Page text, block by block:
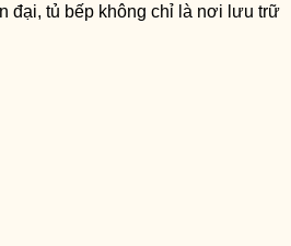
đại, tủ bếp không chỉ là nơi lưu trữ